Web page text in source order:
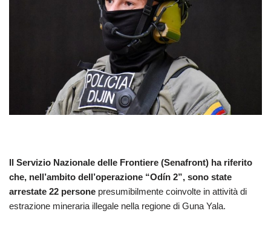
Il Servizio Nazionale delle Frontiere (Senafront) ha riferito
che, nell’ambito dell’operazione “Odín 2”, sono state
arrestate 22 persone presumibilmente coinvolte in attività di
estrazione mineraria illegale nella regione di Guna Yala.